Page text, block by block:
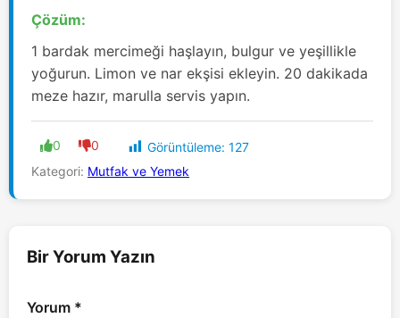
Çözüm:
1 bardak mercimeği haşlayın, bulgur ve yeşillikle
yoğurun. Limon ve nar ekşisi ekleyin. 20 dakikada
meze hazır, marulla servis yapın.
0 0 Görüntüleme: 127
Kategori: Mutfak ve Yemek
Bir Yorum Yazın
Yorum *